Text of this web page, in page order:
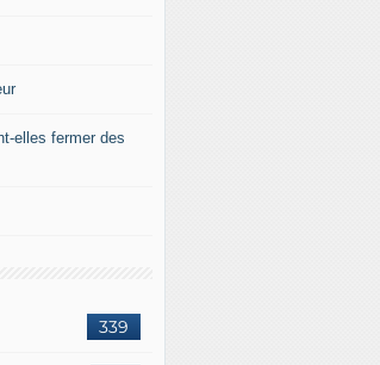
elles fermer des
339